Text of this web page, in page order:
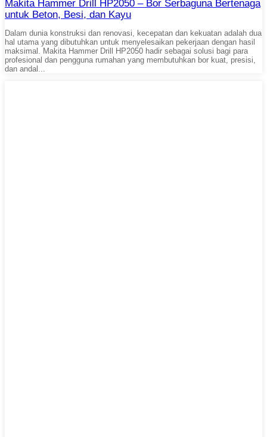
Makita Hammer Drill HP2050 – Bor Serbaguna Bertenaga
untuk Beton, Besi, dan Kayu
Dalam dunia konstruksi dan renovasi, kecepatan dan kekuatan adalah dua
hal utama yang dibutuhkan untuk menyelesaikan pekerjaan dengan hasil
maksimal. Makita Hammer Drill HP2050 hadir sebagai solusi bagi para
profesional dan pengguna rumahan yang membutuhkan bor kuat, presisi,
dan andal...